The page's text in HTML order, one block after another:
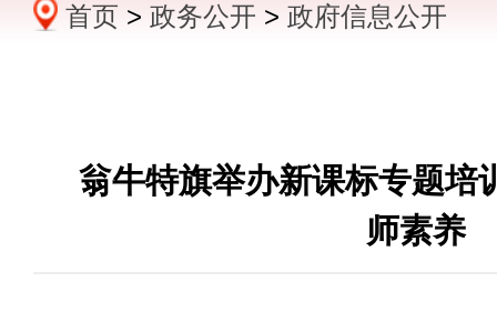
办事服务 政民互动 数据发
首页 > 政务公开 > 政府信息公开
翁牛特旗举办新课标专题培
师素养